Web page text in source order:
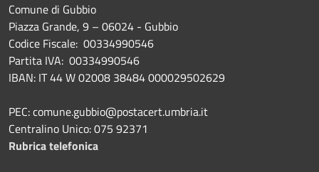
Comune di Gubbio
Piazza Grande, 9 – 06024 - Gubbio
Codice Fiscale: 00334990546
Partita IVA: 00334990546
IBAN: IT 44 W 02008 38484 000029502629
PEC: comune.gubbio@postacert.umbria.it
Centralino Unico: 075 92371
Rubrica telefonica